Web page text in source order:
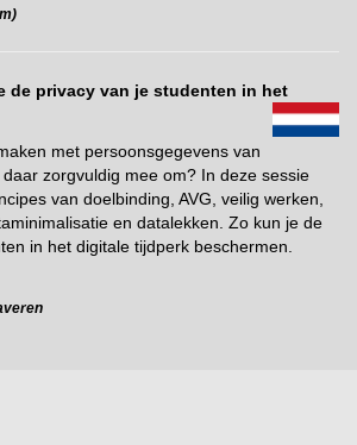
de privacy van je studenten in het
met persoonsgegevens van
zorgvuldig mee om? In deze sessie
van doelbinding, AVG, veilig werken,
en datalekken. Zo kun je de
in het digitale tijdperk beschermen.